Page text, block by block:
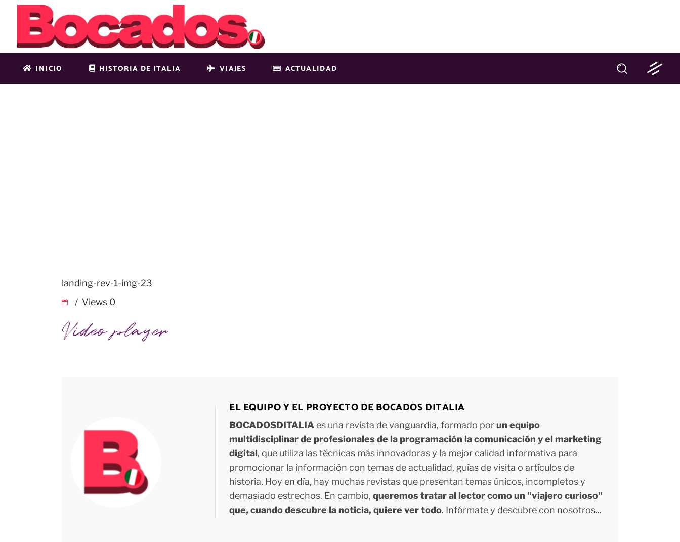
INICIO HISTORIA DE ITALIA VIAJES ACTUALIDAD
landing-rev-1-img-23
Views 0
EL EQUIPO Y EL PROYECTO DE BOCADOS DITALIA
BOCADOSDITALIAes una revista de vanguardia, formado porun equipo
multidisciplinar de profesionales de la programación la comunicación y el marketing
digital, que utiliza las técnicas más innovadoras y la mejor calidad informativa para
promocionar la información con temas de actualidad, guías de visita o artículos de
historia. Hoy en día, hay muchas revistas que presentan temas únicos, incompletos y
demasiado estrechos. En cambio, queremos tratar al lector como un "viajero curioso"
que, cuando descubre la noticia, quiere ver todo. Infórmate y descubre con nosotros...